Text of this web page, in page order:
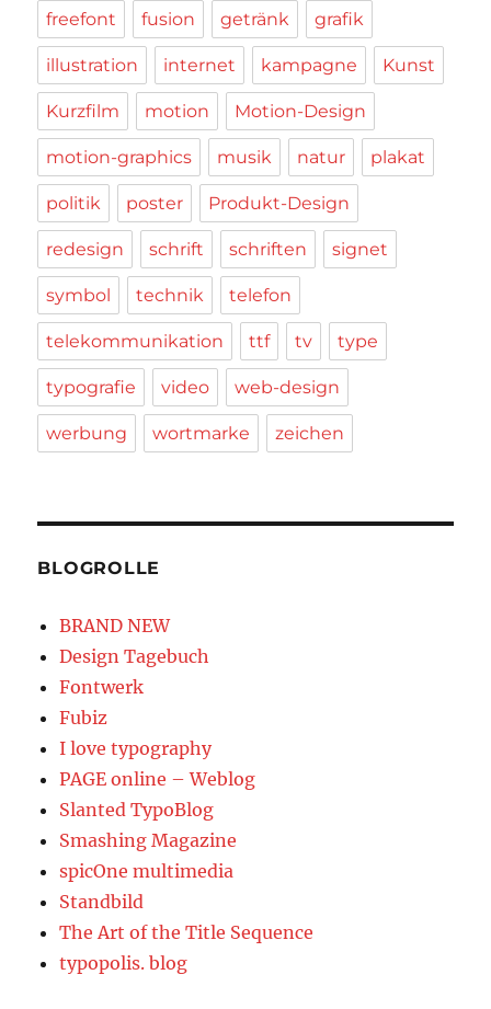
freefont fusion getränk grafik
illustration internet kampagne Kunst
Kurzfilm motion Motion-Design
motion-graphics musik natur plakat
politik poster Produkt-Design
redesign schrift schriften signet
symbol technik telefon
telekommunikation ttf tv type
typografie video web-design
werbung wortmarke zeichen
BLOGROLLE
BRAND NEW
Design Tagebuch
Fontwerk
Fubiz
I love typography
PAGE online – Weblog
Slanted TypoBlog
Smashing Magazine
spicOne multimedia
Standbild
The Art of the Title Sequence
typopolis. blog